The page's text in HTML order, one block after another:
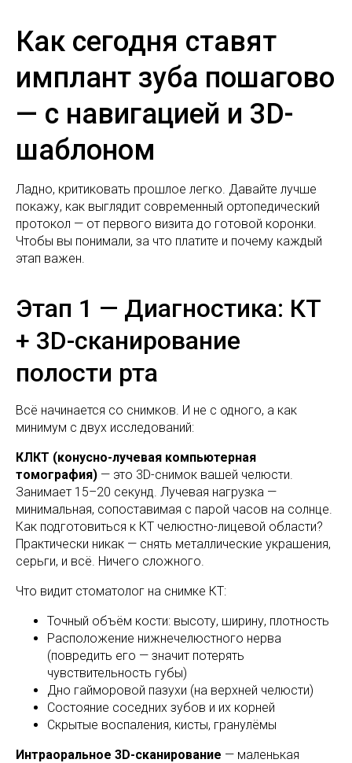
Как сегодня ставят
имплант зуба пошагово
— с навигацией и 3D-
шаблоном
Ладно, критиковать прошлое легко. Давайте лучше
покажу, как выглядит современный ортопедический
протокол — от первого визита до готовой коронки.
Чтобы вы понимали, за что платите и почему каждый
этап важен.
Этап 1 — Диагностика: КТ
+ 3D-сканирование
полости рта
Всё начинается со снимков. И не с одного, а как
минимум с двух исследований:
КЛКТ (конусно-лучевая компьютерная
томография) — это 3D-снимок вашей челюсти.
Занимает 15–20 секунд. Лучевая нагрузка —
минимальная, сопоставимая с парой часов на солнце.
Как подготовиться к КТ челюстно-лицевой области?
Практически никак — снять металлические украшения,
серьги, и всё. Ничего сложного.
Что видит стоматолог на снимке КТ:
Точный объём кости: высоту, ширину, плотность
Расположение нижнечелюстного нерва
(повредить его — значит потерять
чувствительность губы)
Дно гайморовой пазухи (на верхней челюсти)
Состояние соседних зубов и их корней
Скрытые воспаления, кисты, гранулёмы
Интраоральное 3D-сканирование — маленькая